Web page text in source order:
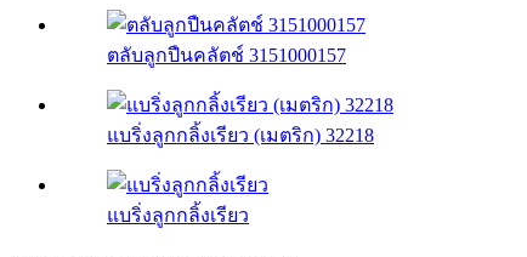
ตลับลูกปืนคลัตช์ 3151000157
แบริ่งลูกกลิ้งเรียว (เมตริก) 32218
แบริ่งลูกกลิ้งเรียว